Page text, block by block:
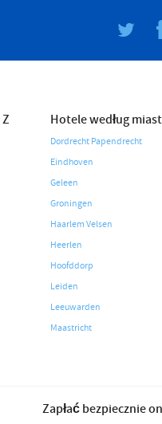
Hotele według
Dordrecht Papendrecht
Eindhoven
Geleen
Groningen
Haarlem Velsen
Heerlen
Hoofddorp
Leiden
Leeuwarden
Maastricht
Zapłać bezpiecznie